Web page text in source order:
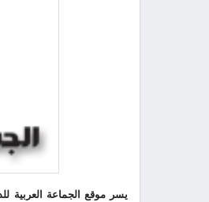
يسر موقع الجماعة العربية